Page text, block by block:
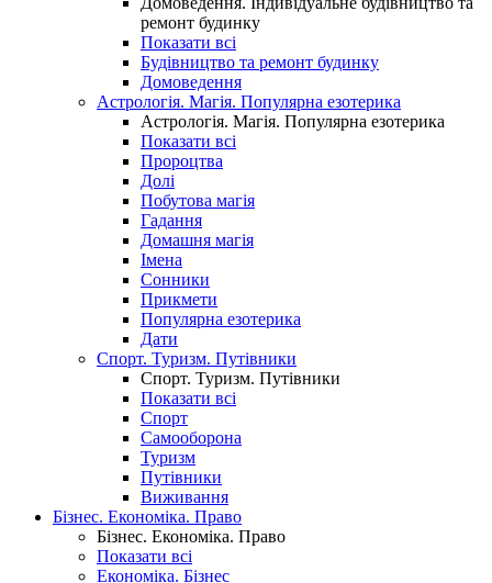
ремонт будинку
Показати всі
Будівництво та ремонт будинку
Домоведення
Астрологія. Магія. Популярна езотерика
Астрологія. Магія. Популярна езотерика
Показати всі
Пророцтва
Долі
Побутова магія
Гадання
Домашня магія
Імена
Сонники
Прикмети
Популярна езотерика
Дати
Спорт. Туризм. Путівники
Спорт. Туризм. Путівники
Показати всі
Спорт
Самооборона
Туризм
Путівники
Виживання
Бізнес. Економіка. Право
Бізнес. Економіка. Право
Показати всі
Економіка. Бізнес